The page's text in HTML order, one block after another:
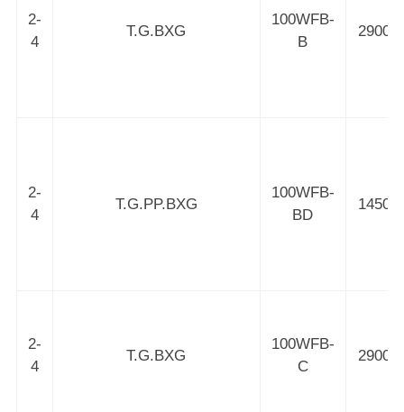
2-
4
T.G.BXG
100WFB-
B
2900
2-
4
T.G.PP.BXG
100WFB-
BD
1450
2-
4
T.G.BXG
100WFB-
C
2900